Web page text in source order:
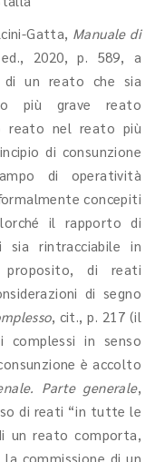
Gatta, Manuale di
2020, p. 589, a
di un reato che sia
più grave reato
reato nel reato più
di consunzione
di operatività
concepiti
il rapporto di
sia rintracciabile in
di reati
di segno
, cit., p. 217 (il
complessi in senso
è accolto
Parte generale,
di reati “in tutte le
un reato comporta,
la commissione di un